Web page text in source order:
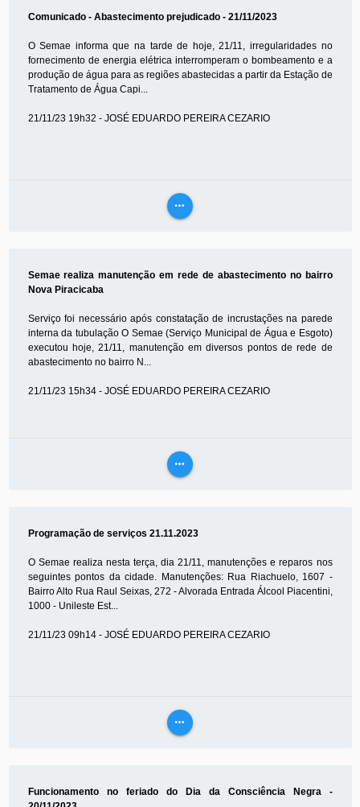
Comunicado - Abastecimento prejudicado - 21/11/2023
O Semae informa que na tarde de hoje, 21/11, irregularidades no
fornecimento de energia elétrica interromperam o bombeamento e a
produção de água para as regiões abastecidas a partir da Estação de
Tratamento de Água Capi...
21/11/23 19h32 - JOSÉ EDUARDO PEREIRA CEZARIO
more_horiz
Semae realiza manutenção em rede de abastecimento no bairro
Nova Piracicaba
Serviço foi necessário após constatação de incrustações na parede
interna da tubulação O Semae (Serviço Municipal de Água e Esgoto)
executou hoje, 21/11, manutenção em diversos pontos de rede de
abastecimento no bairro N...
21/11/23 15h34 - JOSÉ EDUARDO PEREIRA CEZARIO
more_horiz
Programação de serviços 21.11.2023
O Semae realiza nesta terça, dia 21/11, manutenções e reparos nos
seguintes pontos da cidade. Manutenções: Rua Riachuelo, 1607 -
Bairro Alto Rua Raul Seixas, 272 - Alvorada Entrada Álcool Piacentini,
1000 - Unileste Est...
21/11/23 09h14 - JOSÉ EDUARDO PEREIRA CEZARIO
more_horiz
Funcionamento no feriado do Dia da Consciência Negra -